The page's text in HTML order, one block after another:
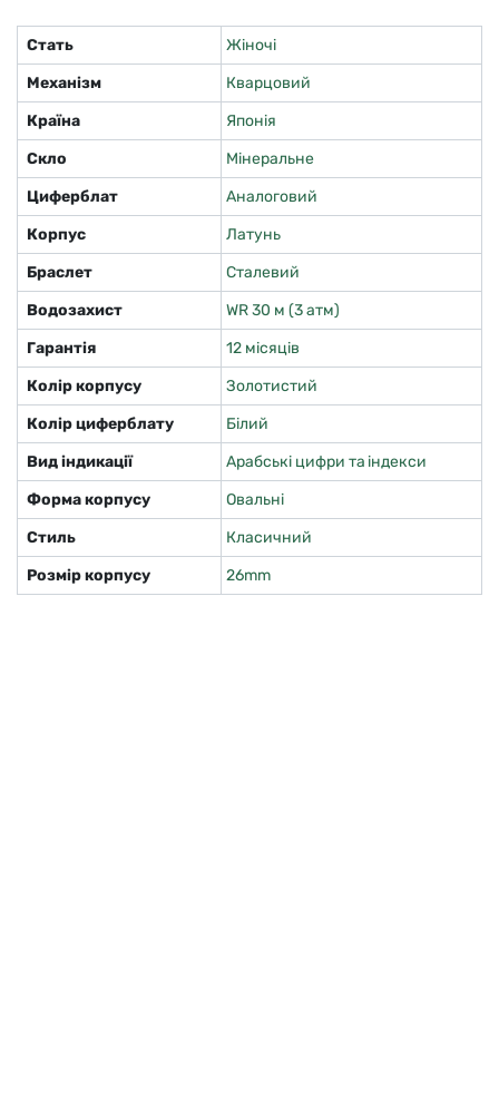
Стать
Жіночі
Механізм
Кварцовий
Країна
Японія
Скло
Мінеральне
Циферблат
Аналоговий
Корпус
Латунь
Браслет
Сталевий
Водозахист
WR 30 м (3 атм)
Гарантія
12 місяців
Колір корпусу
Золотистий
Колір циферблату
Білий
Вид індикації
Арабські цифри та індекси
Форма корпусу
Овальні
Стиль
Класичний
Розмір корпусу
26mm